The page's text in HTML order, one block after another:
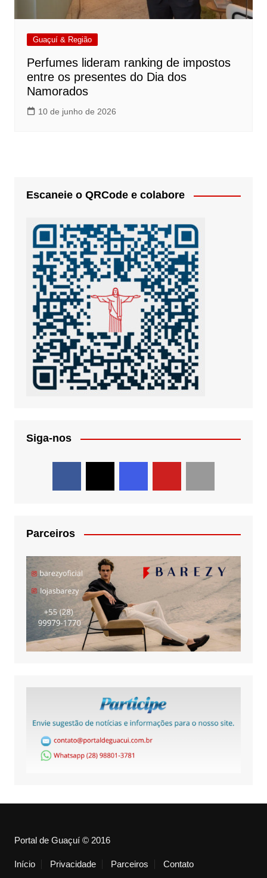
Guaçuí & Região
Perfumes lideram ranking de impostos
entre os presentes do Dia dos
Namorados
10 de junho de 2026
Escaneie o QRCode e colabore
Siga-nos
Parceiros
Portal de Guaçuí © 2016
Início Privacidade Parceiros Contato